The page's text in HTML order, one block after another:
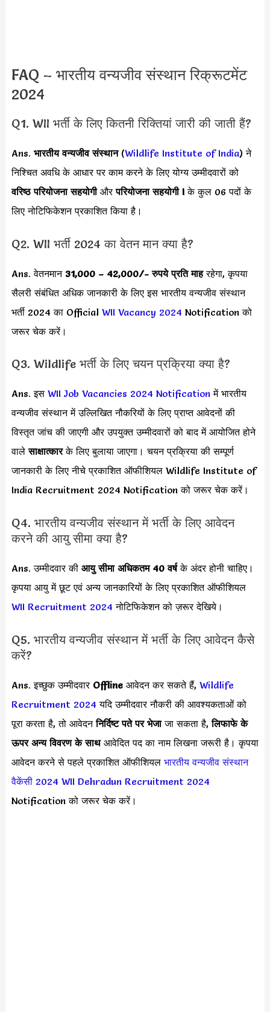
FAQ – भारतीय वन्यजीव संस्थान रिक्रूटमेंट
2024
Q1. WII भर्ती के लिए कितनी रिक्तियां जारी की जाती हैं?
Ans. भारतीय वन्यजीव संस्थान(Wildlife Institute of India) ने
निश्चित अवधि के आधार पर काम करने के लिए योग्य उम्मीदवारों को
वरिष्ठ परियोजना सहयोगीऔरपरियोजना सहयोगी Iके कुल 06 पदों के
लिए नोटिफिकेशन प्रकाशित किया है।
Q2. WII भर्ती 2024 का वेतन मान क्या है?
Ans. वेतनमान 31,000 – 42,000/-रुपये प्रति माहरहेगा, कृपया
सैलरी संबंधित अधिक जानकारी के लिए इस भारतीय वन्यजीव संस्थान
भर्ती 2024 का Official WII Vacancy 2024 Notification को
जरूर चेक करें।
Q3. Wildlife भर्ती के लिए चयन प्रक्रिया क्या है?
Ans. इस WII Job Vacancies 2024 Notificationमें भारतीय
वन्यजीव संस्थान में उल्लिखित नौकरियों के लिए प्राप्त आवेदनों की
विस्तृत जांच की जाएगी और उपयुक्त उम्मीदवारों को बाद में आयोजित होने
वालेसाक्षात्कारके लिए बुलाया जाएगा। चयन प्रक्रिया की सम्पूर्ण
जानकारी के लिए नीचे प्रकाशित ऑफीशियल Wildlife Institute of
India Recruitment 2024 Notification को जरूर चेक करें।
Q4. भारतीय वन्यजीव संस्थान में भर्ती के लिए आवेदन
करने की आयु सीमा क्या है?
Ans. उम्मीदवार की आयु सीमा अधिकतम 40 वर्षके अंदर होनी चाहिए।
कृपया आयु में छूट एवं अन्य जानकारियों के लिए प्रकाशित ऑफीशियल
WII Recruitment 2024नोटिफिकेशन को ज़रूर देखिये।
Q5. भारतीय वन्यजीव संस्थान में भर्ती के लिए आवेदन कैसे
करें?
Ans. इच्छुक उम्मीदवार Offline आवेदन कर सकते हैं, Wildlife
Recruitment 2024 यदि उम्मीदवार नौकरी की आवश्यकताओं को
पूरा करता है, तो आवेदननिर्दिष्ट पते पर भेजाजा सकता है,लिफाफे के
ऊपर अन्य विवरण के साथआवेदित पद का नाम लिखना जरूरी है। कृपया
आवेदन करने से पहले प्रकाशित ऑफीशियल भारतीय वन्यजीव संस्थान
वैकेंसी 2024 WII Dehradun Recruitment 2024
Notification को जरूर चेक करें।